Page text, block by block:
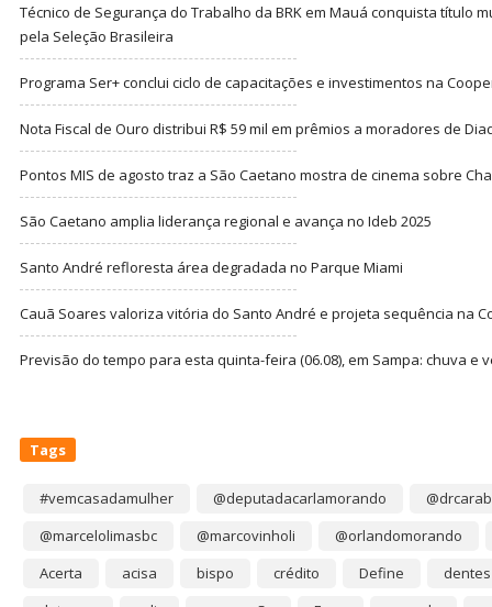
Técnico de Segurança do Trabalho da BRK em Mauá conquista título
pela Seleção Brasileira
Programa Ser+ conclui ciclo de capacitações e investimentos na
Nota Fiscal de Ouro distribui R$ 59 mil em prêmios a moradores de
Pontos MIS de agosto traz a São Caetano mostra de cinema sobre
São Caetano amplia liderança regional e avança no Ideb 2025
Santo André refloresta área degradada no Parque Miami
Cauã Soares valoriza vitória do Santo André e projeta sequência na
Previsão do tempo para esta quinta-feira (06.08), em Sampa: chuva e
Tags
#vemcasadamulher @deputadacarlamorando
@marcelolimasbc
@marcovinholi
@orlandomorando
Acerta
acisa bispo crédito Define
dentes